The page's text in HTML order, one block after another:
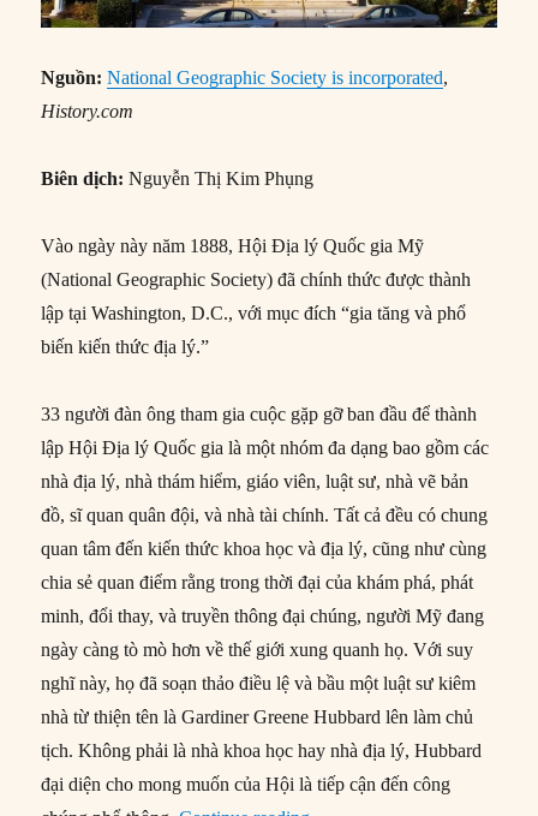
Nguồn:National Geographic Society is incorporated,
History.com
Biên dịch: Nguyễn Thị Kim Phụng
Vào ngày này năm 1888, Hội Địa lý Quốc gia Mỹ
(National Geographic Society) đã chính thức được thành
lập tại Washington, D.C., với mục đích “gia tăng và phổ
biến kiến thức địa lý.”
33 người đàn ông tham gia cuộc gặp gỡ ban đầu để thành
lập Hội Địa lý Quốc gia là một nhóm đa dạng bao gồm các
nhà địa lý, nhà thám hiểm, giáo viên, luật sư, nhà vẽ bản
đồ, sĩ quan quân đội, và nhà tài chính. Tất cả đều có chung
quan tâm đến kiến thức khoa học và địa lý, cũng như cùng
chia sẻ quan điểm rằng trong thời đại của khám phá, phát
minh, đổi thay, và truyền thông đại chúng, người Mỹ đang
ngày càng tò mò hơn về thế giới xung quanh họ. Với suy
nghĩ này, họ đã soạn thảo điều lệ và bầu một luật sư kiêm
nhà từ thiện tên là Gardiner Greene Hubbard lên làm chủ
tịch. Không phải là nhà khoa học hay nhà địa lý, Hubbard
đại diện cho mong muốn của Hội là tiếp cận đến công